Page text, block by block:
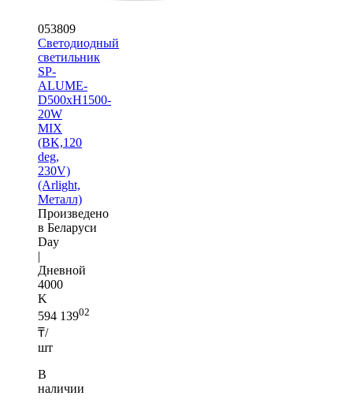
053809
Светодиодный
светильник
SP-
ALUME-
D500xH1500-
20W
MIX
(BK,120
deg,
230V)
(Arlight,
Металл)
Произведено
в Беларуси
Day
|
Дневной
4000
K
594 13902
₸/
шт
В
наличии